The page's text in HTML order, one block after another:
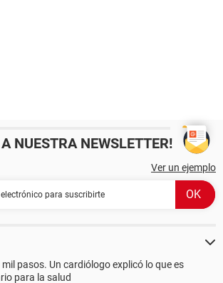
NUESTRA NEWSLETTER!
Ver un ejemplo
pasos. Un cardiólogo explicó lo que es
para la salud